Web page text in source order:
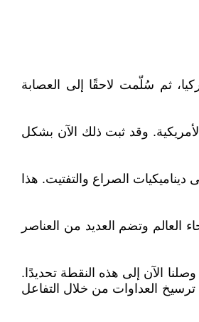
ثم سُلّمت لاحقًا إلى العصابة
وقد ثبت ذلك الآن بشكل
الصراع والتفتيت. هذا
وتضم العديد من العناصر
الآن إلى هذه النقطة تحديدًا.
ترسيخ العداوات من خلال التفاعل